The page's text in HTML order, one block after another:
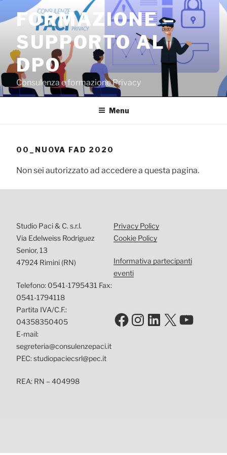
contenuto
FORMAZIONE –
SUPPORTO AL
DPO
Consulenza e formazione Privacy
Menu
00_NUOVA FAD 2020
Non sei autorizzato ad accedere a questa pagina.
Studio Paci & C. s.r.l.
Via Edelweiss Rodriguez
Senior, 13
47924 Rimini (RN)
Telefono: 0541-1795431 Fax:
0541-1794118
Partita IVA/C.F.:
04358350405
E-mail:
segreteria@consulenzepaci.it
PEC: studiopaciecsrl@pec.it
REA: RN – 404998
Privacy Policy
Cookie Policy
Informativa partecipanti
eventi
Facebook
Instagram
LinkedIn
X